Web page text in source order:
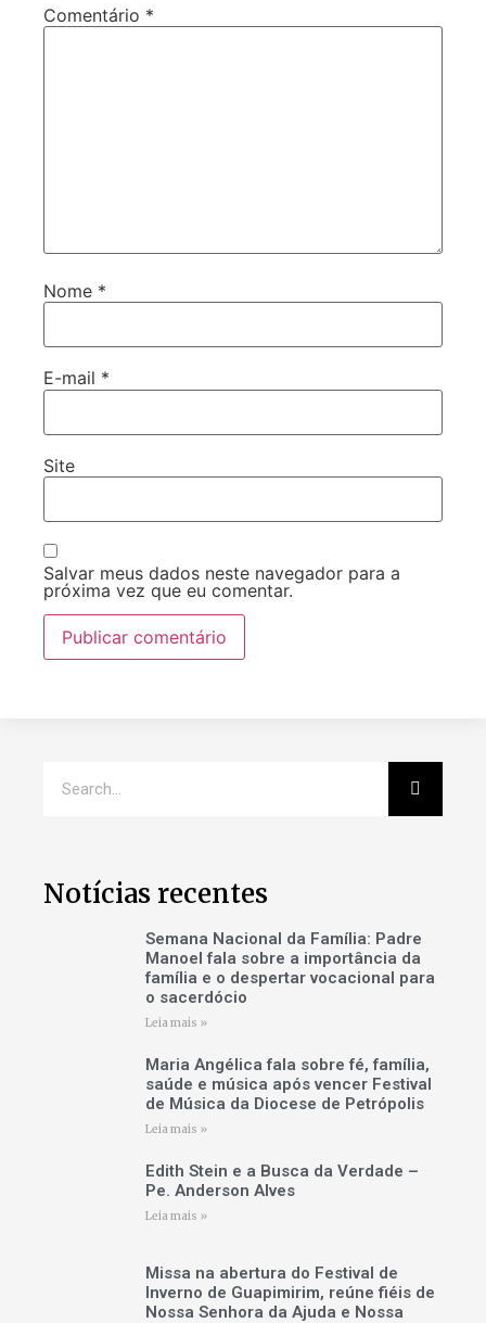
Comentário *
Nome *
E-mail *
Site
Salvar meus dados neste navegador para a
próxima vez que eu comentar.
Notícias recentes
Semana Nacional da Família: Padre
Manoel fala sobre a importância da
família e o despertar vocacional para
o sacerdócio
Leia mais »
Maria Angélica fala sobre fé, família,
saúde e música após vencer Festival
de Música da Diocese de Petrópolis
Leia mais »
Edith Stein e a Busca da Verdade –
Pe. Anderson Alves
Leia mais »
Missa na abertura do Festival de
Inverno de Guapimirim, reúne fiéis de
Nossa Senhora da Ajuda e Nossa